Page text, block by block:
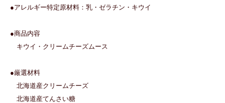
●アレルギー特定原材料：乳・ゼラチン・キウイ
●商品内容
キウイ・クリームチーズムース
●厳選材料
北海道産クリームチーズ
北海道産てんさい糖